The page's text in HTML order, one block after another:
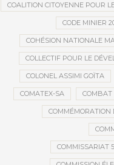
COALITION CITOYENNE POUR
CODE MINIER
COHÉSION NATIONALE
COLLECTIF POUR LE
COLONEL ASSIMI GOÏTA
COMATEX-SA COMBAT
COMMÉMORATION
COMMISSARIAT